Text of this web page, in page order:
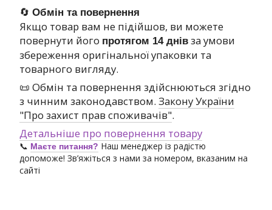
🔄 Обмін та повернення
Якщо товар вам не підійшов, ви можете
повернути його протягом 14 днів за умови
збереження оригінальної упаковки та
товарного вигляду.
📜 Обмін та повернення здійснюються згідно
з чинним законодавством. Закону України
"Про захист прав споживачів".
Детальніше про повернення товару
📞 Маєте питання? Наш менеджер із радістю
допоможе! Зв’яжіться з нами за номером, вказаним на
сайті